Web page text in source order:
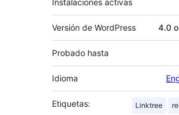
Instalaciones activas
Versión de WordPress 4.0
Probado hasta
Idioma
Etiquetas: Linktree